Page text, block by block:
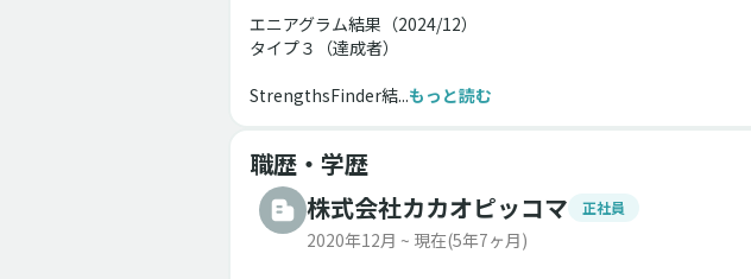
エニアグラム結果（2024/12）
タイプ３（達成者）
StrengthsFinder結...もっと読む
職歴・学歴
株式会社カカオピッコマ
正社員
2020年12月 ~ 現在(5年7ヶ月)